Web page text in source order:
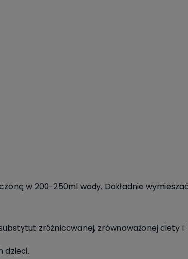
w 200-250ml wody. Dokładnie
zróżnicowanej, zrównoważonej diety i
dzieci.